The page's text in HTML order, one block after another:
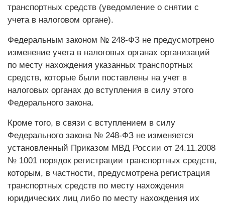
транспортных средств (уведомление о снятии с
учета в налоговом органе).
Федеральным законом № 248-ФЗ не предусмотрено
изменение учета в налоговых органах организаций
по месту нахождения указанных транспортных
средств, которые были поставлены на учет в
налоговых органах до вступления в силу этого
Федерального закона.
Кроме того, в связи с вступлением в силу
Федерального закона № 248-ФЗ не изменяется
установленный Приказом МВД России от 24.11.2008
№ 1001 порядок регистрации транспортных средств,
которым, в частности, предусмотрена регистрация
транспортных средств по месту нахождения
юридических лиц либо по месту нахождения их